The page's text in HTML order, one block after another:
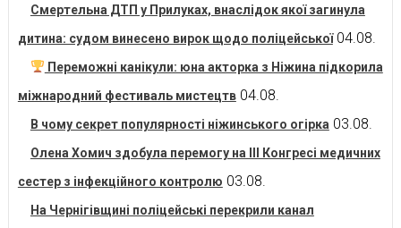
Смертельна ДТП у Прилуках, внаслідок якої загинула
дитина: судом винесено вирок щодо поліцейської 04.08.
Переможні канікули: юна акторка з Ніжина підкорила
міжнародний фестиваль мистецтв 04.08.
В чому секрет популярності ніжинського огірка 03.08.
Олена Хомич здобула перемогу на ІІІ Конгресі медичних
сестер з інфекційного контролю 03.08.
На Чернігівщині поліцейські перекрили канал